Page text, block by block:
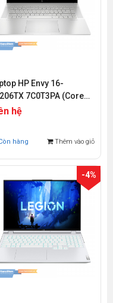
HP Envy 16-
7C0T3PA (Core
| 16GB | 512GB |
hệ
hàng Thêm vào giỏ
-4%